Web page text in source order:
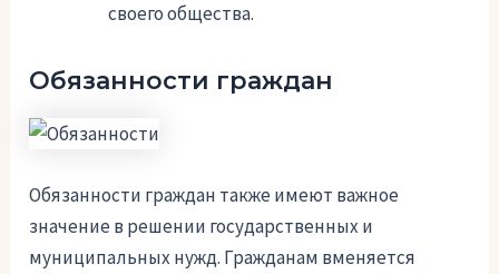
своего общества.
Обязанности граждан
Обязанности граждан также имеют важное
значение в решении государственных и
муниципальных нужд. Гражданам вменяется